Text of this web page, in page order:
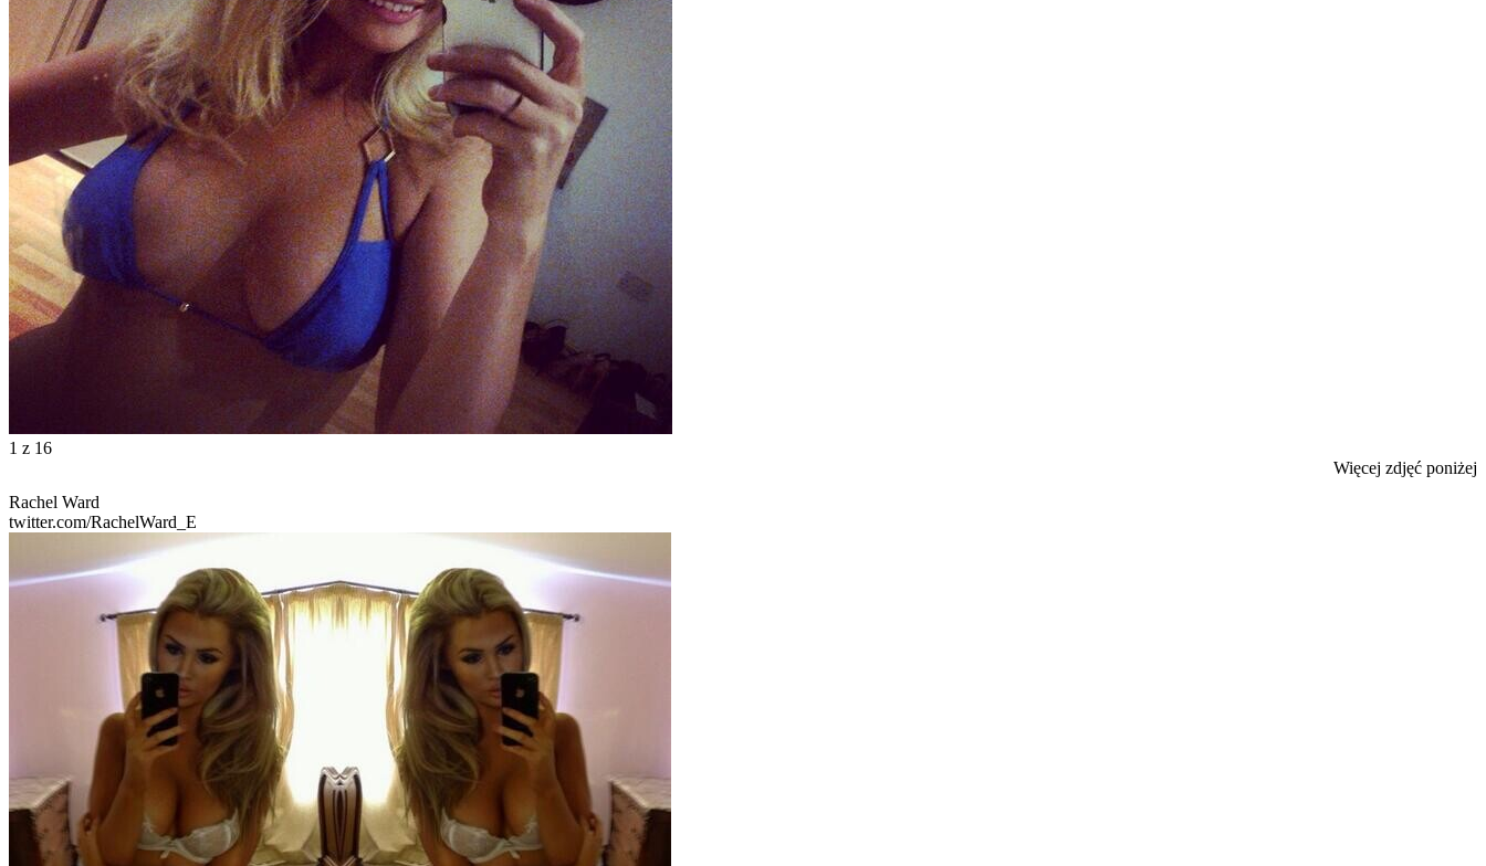
1 z 16
Więcej zdjęć poniżej
Rachel Ward
twitter.com/RachelWard_E